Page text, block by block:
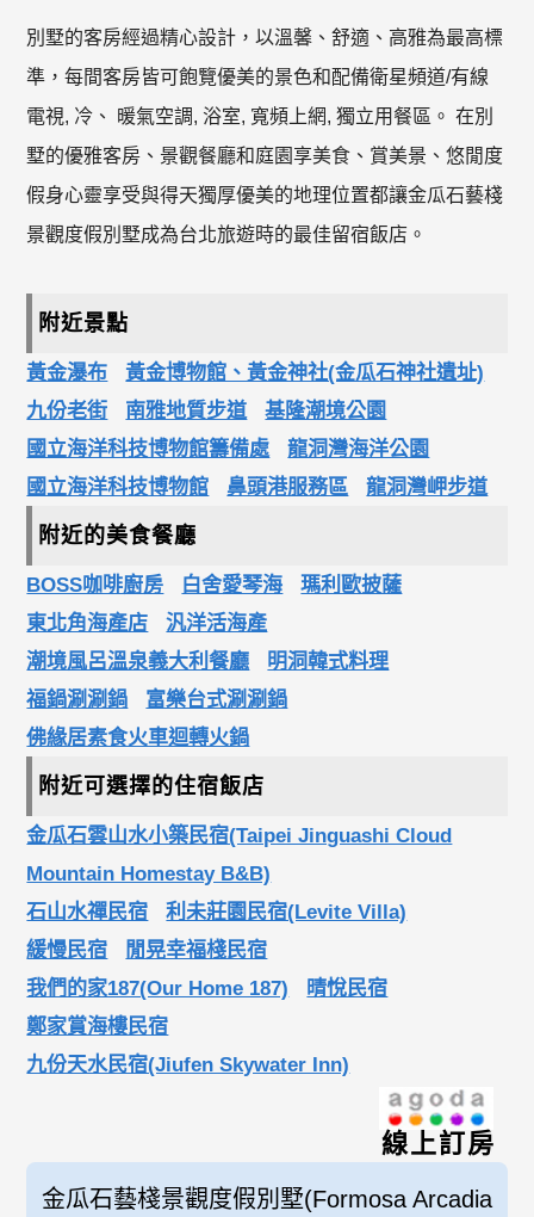
別墅的客房經過精心設計，以溫馨、舒適、高雅為最高標
準，每間客房皆可飽覽優美的景色和配備衛星頻道/有線
電視, 冷、 暖氣空調, 浴室, 寬頻上網, 獨立用餐區。 在別
墅的優雅客房、景觀餐廳和庭園享美食、賞美景、悠閒度
假身心靈享受與得天獨厚優美的地理位置都讓金瓜石藝棧
景觀度假別墅成為台北旅遊時的最佳留宿飯店。
附近景點
黃金瀑布
黃金博物館、黃金神社(金瓜石神社遺址)
九份老街
南雅地質步道
基隆潮境公園
國立海洋科技博物館籌備處
龍洞灣海洋公園
國立海洋科技博物館
鼻頭港服務區 龍洞灣岬步道
附近的美食餐廳
BOSS咖啡廚房 白舍愛琴海
瑪利歐披薩
東北角海產店
汎洋活海產
潮境風呂溫泉義大利餐廳
明洞韓式料理
福鍋涮涮鍋
富樂台式涮涮鍋
佛緣居素食火車迴轉火鍋
附近可選擇的住宿飯店
金瓜石雲山水小築民宿(Taipei Jinguashi Cloud
Mountain Homestay B&B)
石山水禪民宿
利未莊園民宿(Levite Villa)
緩慢民宿
閒晃幸福棧民宿
我們的家187(Our Home 187)
晴悅民宿
鄭家賞海樓民宿
九份天水民宿(Jiufen Skywater Inn)
線上訂房
金瓜石藝棧景觀度假別墅(Formosa Arcadia